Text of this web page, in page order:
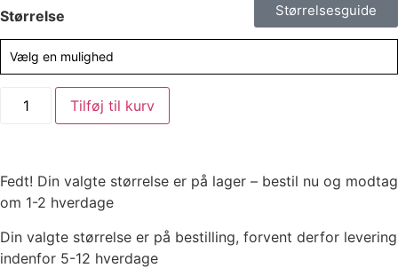
Størrelsesguide
Størrelse
Vælg en mulighed
Tilføj til kurv
Fedt! Din valgte størrelse er på lager – bestil nu og modtag
om 1-2 hverdage
Din valgte størrelse er på bestilling, forvent derfor levering
indenfor 5-12 hverdage